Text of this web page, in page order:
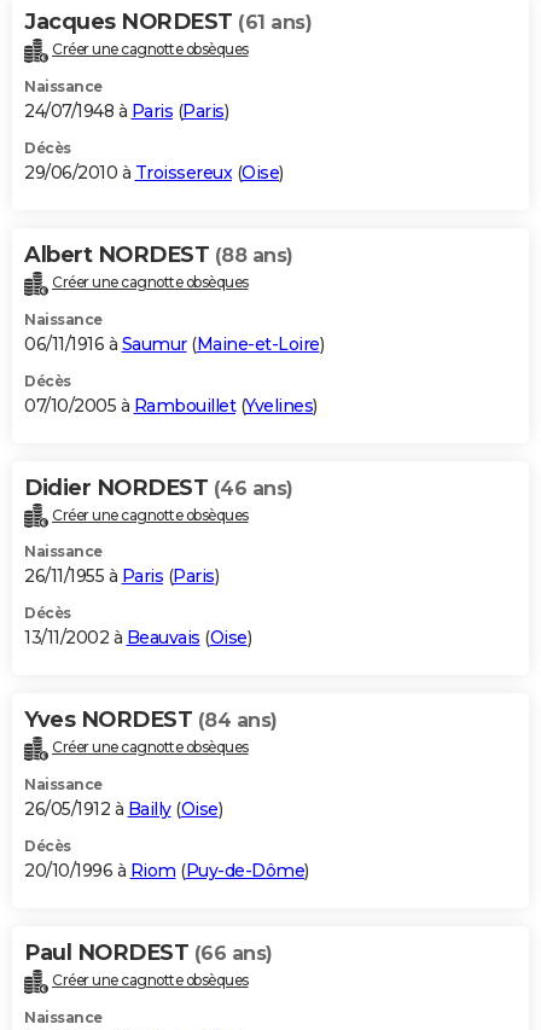
Bricolage
Lifestyle
Culture
Sport
Auto
Television
Voyage
Cinema
Jacques NORDEST (61 ans)
Créer une cagnotte obsèques
Naissance
24/07/1948 à Paris (Paris)
Décès
29/06/2010 à Troissereux(Oise)
Albert NORDEST (88 ans)
Créer une cagnotte obsèques
Naissance
06/11/1916 à Saumur(Maine-et-Loire)
Décès
07/10/2005 à Rambouillet(Yvelines)
Didier NORDEST (46 ans)
Créer une cagnotte obsèques
Naissance
26/11/1955 à Paris (Paris)
Décès
13/11/2002 à Beauvais (Oise)
Yves NORDEST (84 ans)
Créer une cagnotte obsèques
Naissance
26/05/1912 à Bailly(Oise)
Décès
20/10/1996 à Riom (Puy-de-Dôme)
Paul NORDEST (66 ans)
Créer une cagnotte obsèques
Naissance